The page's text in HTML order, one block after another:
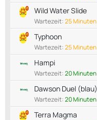
Wild Water Slide
Wartezeit:25 Minuten
Typhoon
Wartezeit:25 Minuten
Hampi
Wartezeit:20 Minuten
Dawson Duel (blau)
Wartezeit:20 Minuten
Terra Magma